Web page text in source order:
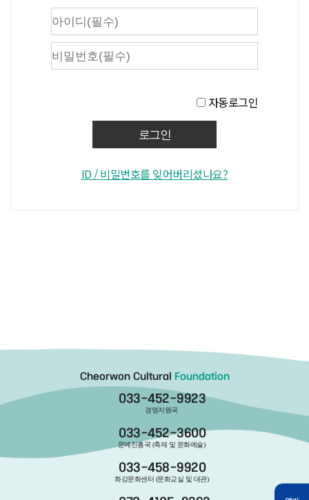
자동로그인
ID / 비밀번호를 잊어버리셨나요?
Cheorwon Cultural Foundation
033-452-9923
경영지원국
033-452-3600
문예진흥국 (축제 및 문화예술)
033-458-9920
화강문화센터 (문화교실 및 대관)